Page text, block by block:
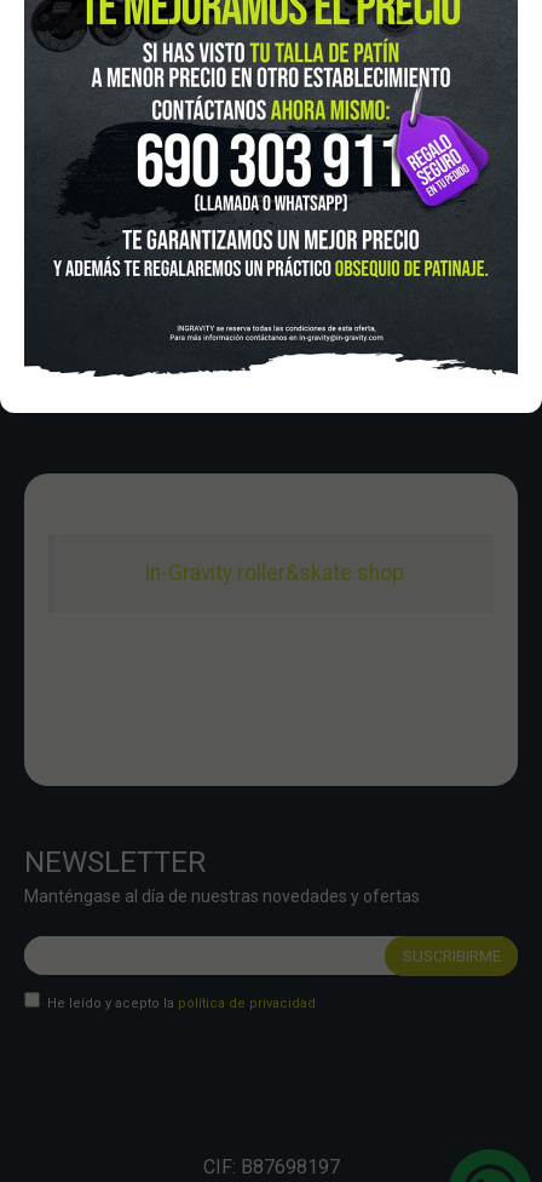
In-Gravity roller&skate shop
IN-GRAVITY MADRID RETIRO
Pza. Mariano de Cavia, 2
Tel.:
915 524 553
in-gravity@in-gravity.com
HORARIO
Lunes a Viernes de 12:00 - 20:30
NEWSLETTER
Manténgase al día de nuestras novedades y ofertas
He leído y acepto la política de privacidad
CIF: B87698197